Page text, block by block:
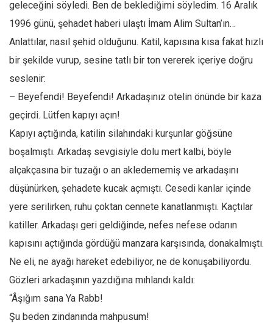
geleceğini söyledi. Ben de beklediğimi söyledim. 16 Aralık
1996 günü, şehadet haberi ulaştı İmam Alim Sultan’ın…
Anlattılar, nasıl şehid olduğunu. Katil, kapısına kısa fakat hızlı
bir şekilde vurup, sesine tatlı bir ton vererek içeriye doğru
seslenir:
– Beyefendi! Beyefendi! Arkadaşınız otelin önünde bir kaza
geçirdi. Lütfen kapıyı açın!
Kapıyı açtığında, katilin silahındaki kurşunlar göğsüne
boşalmıştı. Arkadaş sevgisiyle dolu mert kalbi, böyle
alçakçasına bir tuzağı o an akledememiş ve arkadaşını
düşünürken, şehadete kucak açmıştı. Cesedi kanlar içinde
yere serilirken, ruhu çoktan cennete kanatlanmıştı. Kaçtılar
katiller. Arkadaşı geri geldiğinde, nefes nefese odanın
kapısını açtığında gördüğü manzara karşısında, donakalmıştı.
Ne eli, ne ayağı hareket edebiliyor, ne de konuşabiliyordu.
Gözleri arkadaşının yazdığına mıhlandı kaldı:
“Âşığım sana Ya Rabb!
Şu beden zindanında mahpusum!